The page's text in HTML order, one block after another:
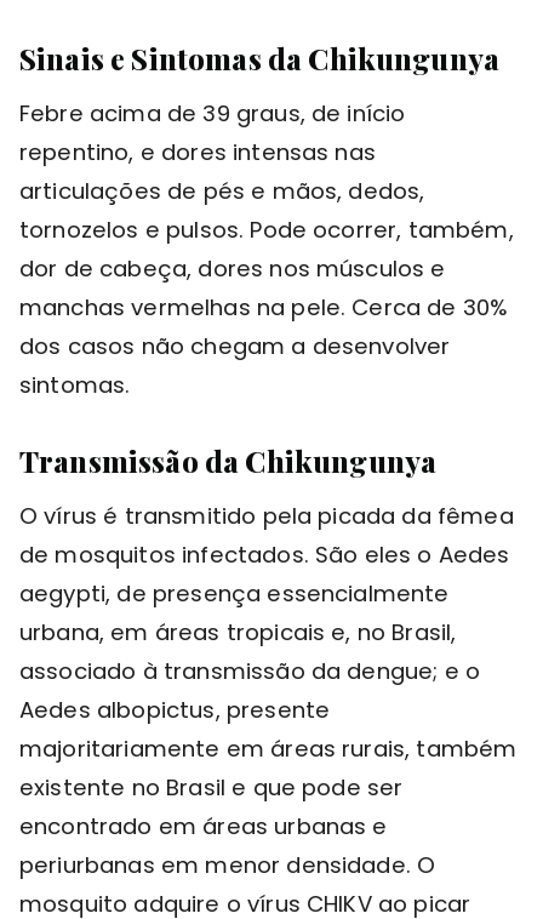
Sinais e Sintomas da Chikungunya
Febre acima de 39 graus, de início
repentino, e dores intensas nas
articulações de pés e mãos, dedos,
tornozelos e pulsos. Pode ocorrer, também,
dor de cabeça, dores nos músculos e
manchas vermelhas na pele. Cerca de 30%
dos casos não chegam a desenvolver
sintomas.
Transmissão da Chikungunya
O vírus é transmitido pela picada da fêmea
de mosquitos infectados. São eles o Aedes
aegypti, de presença essencialmente
urbana, em áreas tropicais e, no Brasil,
associado à transmissão da dengue; e o
Aedes albopictus, presente
majoritariamente em áreas rurais, também
existente no Brasil e que pode ser
encontrado em áreas urbanas e
periurbanas em menor densidade. O
mosquito adquire o vírus CHIKV ao picar